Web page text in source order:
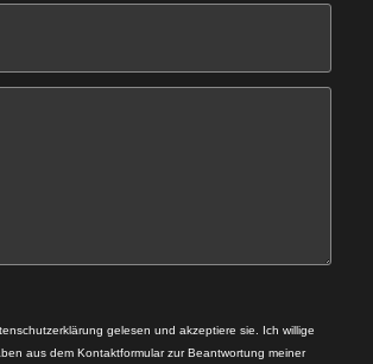
gelesen und akzeptiere sie. Ich willige
aus dem Kontaktformular zur Beantwortung meiner